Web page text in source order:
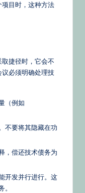
项目时，这种方法
捷径时，它会不
必须明确处理技
（例如
不要将其隐藏在功
，偿还技术债务为
开发并行进行。这